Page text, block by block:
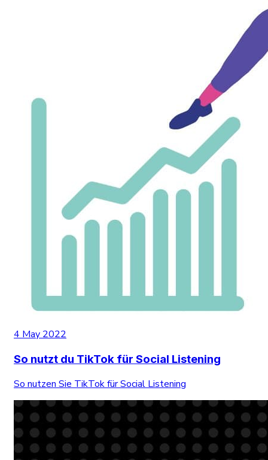
4 May 2022
So nutzt du TikTok für Social Listening
So nutzen Sie TikTok für Social Listening